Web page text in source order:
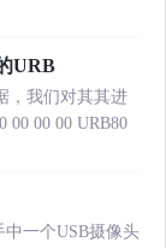
URB
，我们对其其进
00 00 00 URB80
一个USB摄像头